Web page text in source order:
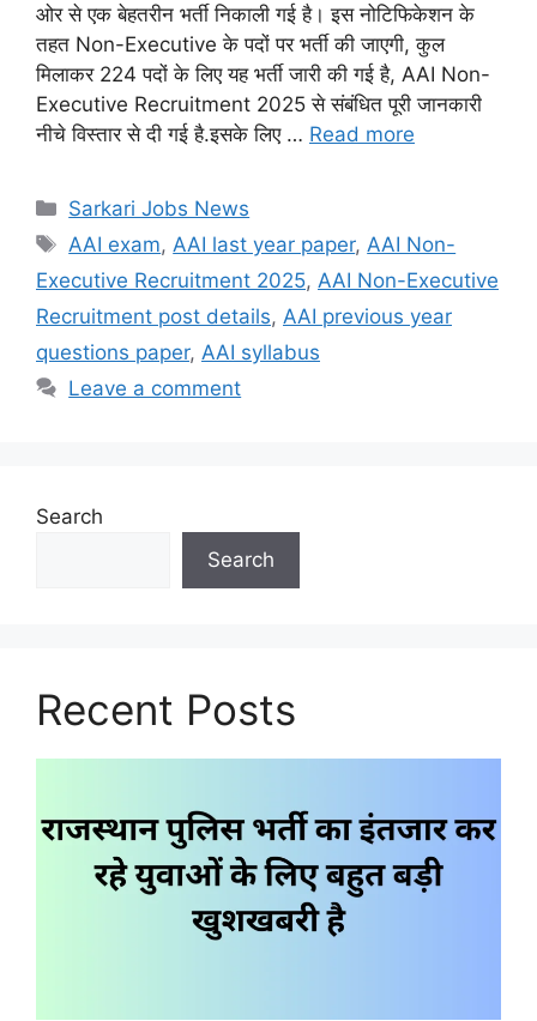
ओर से एक बेहतरीन भर्ती निकाली गई है। इस नोटिफिकेशन के
तहत Non-Executive के पदों पर भर्ती की जाएगी, कुल
मिलाकर 224 पदों के लिए यह भर्ती जारी की गई है, AAI Non-
Executive Recruitment 2025 से संबंधित पूरी जानकारी
नीचे विस्तार से दी गई है.इसके लिए … Read more
Categories
Sarkari Jobs News
Tags
AAI exam, AAI last year paper, AAI Non-
Executive Recruitment 2025, AAI Non-Executive
Recruitment post details, AAI previous year
questions paper, AAI syllabus
Leave a comment
Search
Search
Recent Posts